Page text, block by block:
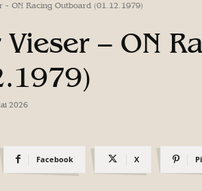
- ON Racing Outboard (01.12.1979)
Vieser – ON
2026
Facebook X